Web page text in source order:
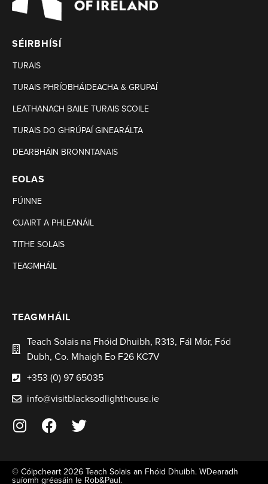
SÉIRBHÍSÍ
TURAIS
TURAIS PHRÍOBHÁIDEACHA & GRUPAÍ
LEATHANACH BAILE TURAIS SCOILE
TURAIS DO GHRÚPAÍ GINEARÁLTA
DEARBHÁIN BRONNTANAIS
EOLAS
FÚINNE
CUAIRT A PHLEANÁIL
TITHE SOLAIS
TEAGMHÁIL
TEAGMHÁIL
Teach Solais na Fhóid Dhuibh, R313, Fál Mór, Fód
Dubh, Co. Mhaigh Eo F26 KC7V
+353 (0) 97 65035
info@visitblacksodlighthouse.ie
© Cóipcheart 2026 Teach Solais an Fhóid Dhuibh. WDearadh
suíomh gréasáin le Rob&Paul.